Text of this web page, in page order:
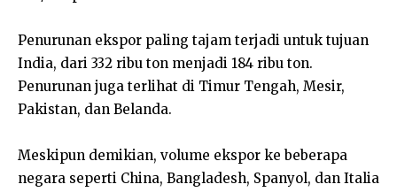
Penurunan ekspor paling tajam terjadi untuk tujuan
India, dari 332 ribu ton menjadi 184 ribu ton.
Penurunan juga terlihat di Timur Tengah, Mesir,
Pakistan, dan Belanda.
Meskipun demikian, volume ekspor ke beberapa
negara seperti China, Bangladesh, Spanyol, dan Italia